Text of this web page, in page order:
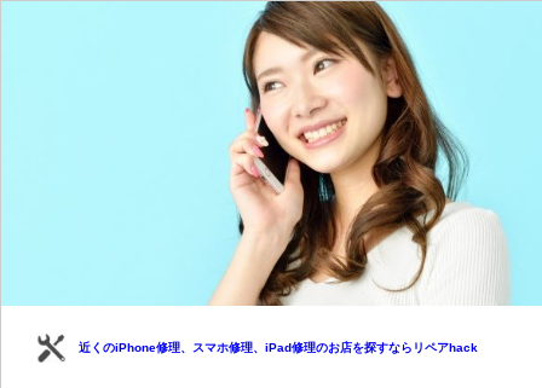
近くのiPhone修理、スマホ修理、iPad修理のお店を探すならリペアhack